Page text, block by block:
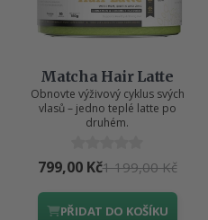
Matcha Hair Latte
Obnovte výživový cyklus svých
vlasů – jedno teplé latte po
druhém.
799,00 Kč1 199,00 Kč
PŘIDAT DO KOŠÍKU